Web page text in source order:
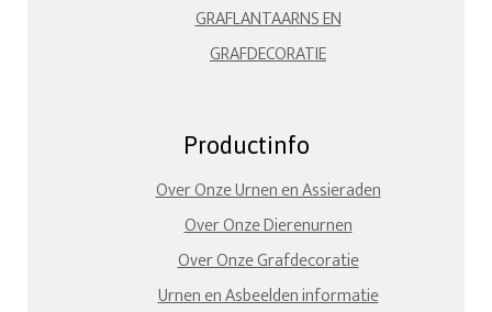
GRAFLANTAARNS EN
GRAFDECORATIE
Productinfo
Over Onze Urnen en Assieraden
Over Onze Dierenurnen
Over Onze Grafdecoratie
Urnen en Asbeelden informatie